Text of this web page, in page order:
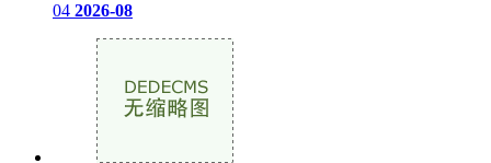
04 2026-08